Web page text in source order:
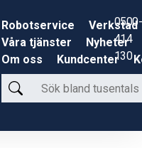
Robotservice
Verkstad
Våra tjänster
Nyheter
Om oss
Kundcenter
Sök
bland
produkter
0500-
414
130